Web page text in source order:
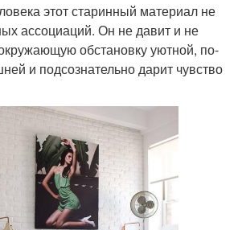
этот старинный материал не
ассоциаций. Он не давит и не
обстановку уютной, по-
и подсознательно дарит чувство